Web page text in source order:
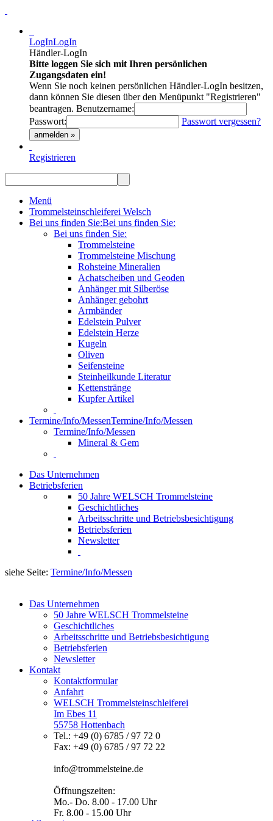
LogInLogIn
Händler-LogIn
Bitte loggen Sie sich mit Ihren persönlichen
Zugangsdaten ein!
Wenn Sie noch keinen persönlichen Händler-LogIn besitzen,
dann können Sie diesen über den Menüpunkt "Registrieren"
beantragen. Benutzername:
Passwort:
Passwort vergessen?
anmelden »
Registrieren
Menü
Trommelsteinschleiferei Welsch
Bei uns finden Sie:Bei uns finden Sie:
Bei uns finden Sie:
Trommelsteine
Trommelsteine Mischung
Rohsteine Mineralien
Achatscheiben und Geoden
Anhänger mit Silberöse
Anhänger gebohrt
Armbänder
Edelstein Pulver
Edelstein Herze
Kugeln
Oliven
Seifensteine
Steinheilkunde Literatur
Kettenstränge
Kupfer Artikel
Termine/Info/MessenTermine/Info/Messen
Termine/Info/Messen
Mineral & Gem
Das Unternehmen
Betriebsferien
50 Jahre WELSCH Trommelsteine
Geschichtliches
Arbeitsschritte und Betriebsbesichtigung
Betriebsferien
Newsletter
siehe Seite: Termine/Info/Messen
Das Unternehmen
50 Jahre WELSCH Trommelsteine
Geschichtliches
Arbeitsschritte und Betriebsbesichtigung
Betriebsferien
Newsletter
Kontakt
Kontaktformular
Anfahrt
WELSCH Trommelsteinschleiferei
Im Ebes 11
55758 Hottenbach
Tel.: +49 (0) 6785 / 97 72 0
Fax: +49 (0) 6785 / 97 72 22
info@trommelsteine.de
Öffnungszeiten:
Mo.- Do. 8.00 - 17.00 Uhr
Fr. 8.00 - 15.00 Uhr